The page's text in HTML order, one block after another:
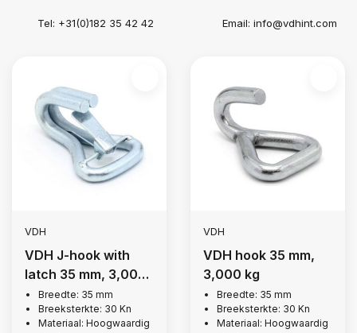
Tel: +31(0)182 35 42 42 Email:info@vdhint.com
VDH
VDH J-hook with
latch 35 mm, 3,000
kgBreedte: 35 mm
Breeksterkte: 30 Kn
Materiaal: Hoogwaardig
VDH
VDH hook 35 mm,
3,000 kg
Breedte: 35 mm
Breeksterkte: 30 Kn
Materiaal: Hoogwaardig